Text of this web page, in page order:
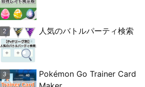
人気のバトルパーティ検索
Pokémon Go Trainer Card